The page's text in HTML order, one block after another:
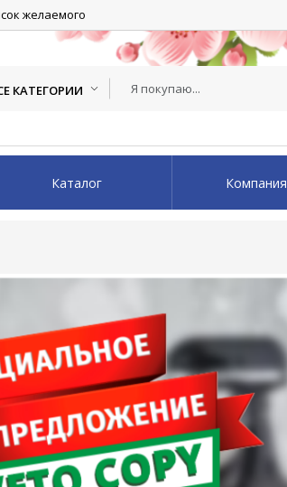
желаемого
КАТЕГОРИИ
Каталог Компания